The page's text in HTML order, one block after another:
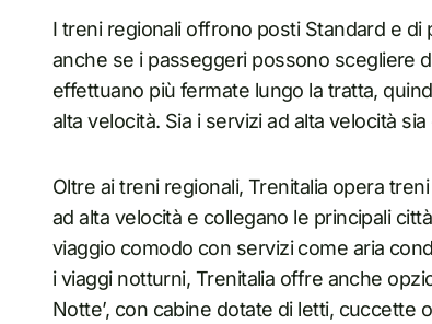
I treni regionali offrono posti Standard e
anche se i passeggeri possono scegliere
effettuano più fermate lungo la tratta,
alta velocità. Sia i servizi ad alta velocità
Oltre ai treni regionali, Trenitalia opera
ad alta velocità e collegano le principali
viaggio comodo con servizi come aria
i viaggi notturni, Trenitalia offre anche
Notte’, con cabine dotate di letti,